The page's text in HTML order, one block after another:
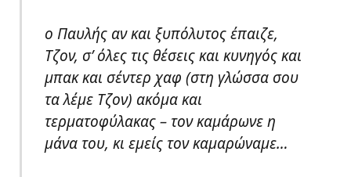
ο Παυλής αν και ξυπόλυτος έπαιζε,
Τζον, σ’ όλες τις θέσεις και κυνηγός και
μπακ και σέντερ χαφ (στη γλώσσα σου
τα λέμε Τζον) ακόμα και
τερματοφύλακας – τον καμάρωνε η
μάνα του, κι εμείς τον καμαρώναμε…